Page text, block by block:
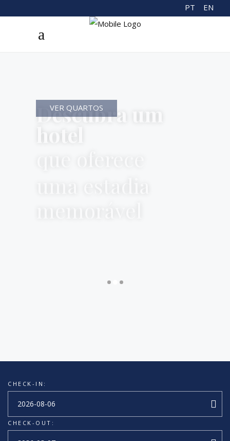
PT EN
Disfrute de
VER QUARTOS
CHECK-IN:
CHECK-OUT: